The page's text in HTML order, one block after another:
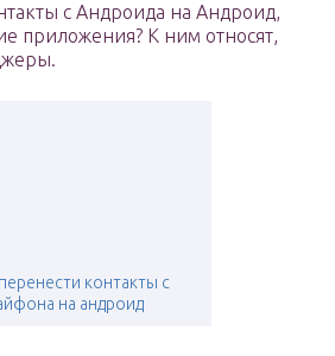
с Андроида на Андроид,
приложения? К ним относят,
контакты с
на андроид